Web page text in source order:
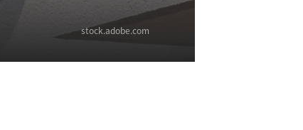
stock.adobe.com